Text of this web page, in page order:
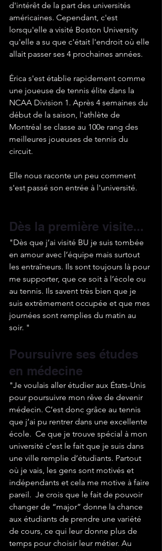
d'intérêt de la part des universités
américaines. Cependant, c'est
lorsqu'elle a visité Boston University
qu'elle a su que c'était l'endroit où elle
allait passer ses 4 prochaines années.
Érica s'est établie rapidement comme
une joueuse de tennis élite dans la
NCAA Division 1. Après 4 semaines du
début de la saison, l'athlète de
Montréal se classe au 100e rang des
meilleures joueuses de tennis du
circuit.
Elle nous raconte un peu comment
s'est passé son entrée à l'université.
Dès la première visite...
"Dès que j’ai visité BU je suis tombée
en amour avec l’équipe mais surtout
les entraîneurs. Ils sont toujours là pour
me supporter, que ce soit à l’école ou
au tennis. Ils savent très bien que je
suis extrêmement occupée et que mes
journées sont remplies du matin au
soir. "
Poursuivre ses études
en médecine
"Je voulais aller étudier aux États-Unis
pour poursuivre mon rêve de devenir
médecin. C’est donc grâce au tennis
que j’ai pu rentrer dans une excellente
école.  Ce que je trouve spécial à mon
université c’est le fait que je suis dans
une ville remplie d’étudiants. Partout
où je vais, les gens sont motivés et
indépendants et cela me motive à faire
pareil.  Je crois que le fait de pouvoir
changer de “major” donne la chance
aux étudiants de prendre une variété
de cours, ce qui leur donne plus de
temps pour choisir leur métier. Au